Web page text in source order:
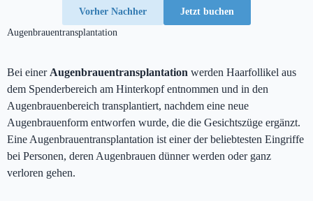
Vorher Nachher
Jetzt buchen
Augenbrauentransplantation
Bei einer Augenbrauentransplantation werden Haarfollikel aus
dem Spenderbereich am Hinterkopf entnommen und in den
Augenbrauenbereich transplantiert, nachdem eine neue
Augenbrauenform entworfen wurde, die die Gesichtszüge ergänzt.
Eine Augenbrauentransplantation ist einer der beliebtesten Eingriffe
bei Personen, deren Augenbrauen dünner werden oder ganz
verloren gehen.